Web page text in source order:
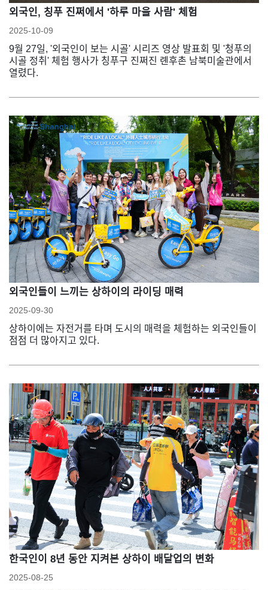
외국인, 칭푸 진쩌에서 '하루 마을 사람' 체험
2025-10-09
9월 27일, '외국인이 보는 시골' 시리즈 영상 발표회 및 '청푸의
시골 정취' 체험 행사가 칭푸구 진쩌진 롄후촌 남북미술관에서
열렸다.
외국인들이 느끼는 상하이의 라이딩 매력
2025-09-30
상하이에는 자전거를 타며 도시의 매력을 체험하는 외국인들이
점점 더 많아지고 있다.
한국인이 8년 동안 지켜본 상하이 배달업의 변화
2025-08-25